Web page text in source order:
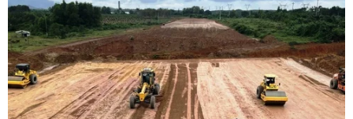
Borge Brende cho biết đã có "động lực mới"
trong cuộc đàm phán nhằm đạt được thỏa thuận
ngừng bắn ở Dải Gaza và trả tự do cho các con
tin./.